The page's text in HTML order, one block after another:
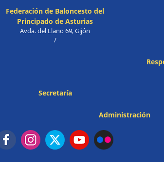
Federación de Baloncesto del
Principado de Asturias
Avda. del Llano 69, Gijón
/
Secretaría
Administración